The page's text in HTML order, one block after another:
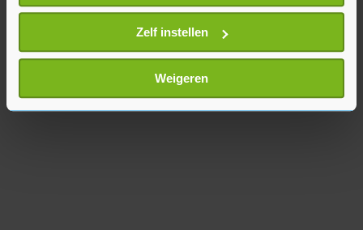
locatie, die tot een paar meter nauwkeurig kan zijn
Uw apparaat identificeren door het actief te
scannen op specifieke eigenschappen (fingerprinting)
Lees meer over hoe uw persoonlijke gegevens worden
verwerkt en stel uw voorkeuren in het
U kunt uw toestemming op elk moment wijzigen of
Zelf instellen
Weigeren